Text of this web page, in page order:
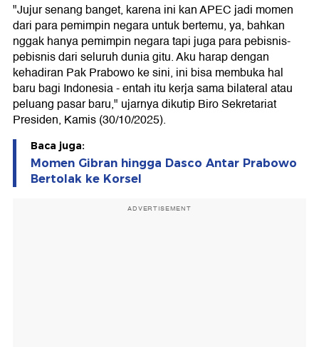
"Jujur senang banget, karena ini kan APEC jadi momen
dari para pemimpin negara untuk bertemu, ya, bahkan
nggak hanya pemimpin negara tapi juga para pebisnis-
pebisnis dari seluruh dunia gitu. Aku harap dengan
kehadiran Pak Prabowo ke sini, ini bisa membuka hal
baru bagi Indonesia - entah itu kerja sama bilateral atau
peluang pasar baru," ujarnya dikutip Biro Sekretariat
Presiden, Kamis (30/10/2025).
Baca juga:
Momen Gibran hingga Dasco Antar Prabowo
Bertolak ke Korsel
ADVERTISEMENT